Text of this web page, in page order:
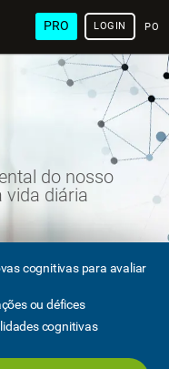
PRO LOGIN
do nosso
vida diária
cognitivas para avaliar
ou défices
cognitivas